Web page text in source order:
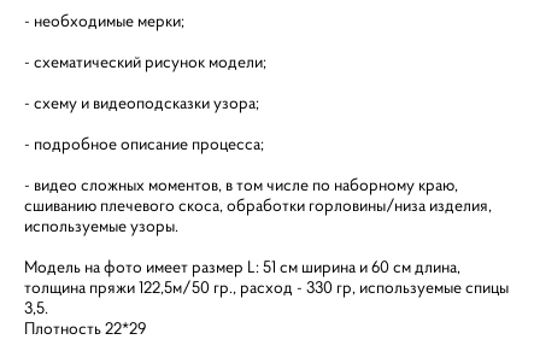
- необходимые мерки;
- схематический рисунок модели;
- схему и видеоподсказки узора;
- подробное описание процесса;
- видео сложных моментов, в том числе по наборному краю,
сшиванию плечевого скоса, обработки горловины/низа изделия,
используемые узоры.
Модель на фото имеет размер L: 51 см ширина и 60 см длина,
толщина пряжи 122,5м/50 гр., расход - 330 гр, используемые спицы
3,5.
Плотность 22*29